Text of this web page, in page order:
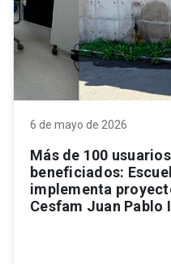
6 de mayo de 2026
Más de 100
beneficiados:
implementa
Cesfam Juan Pablo